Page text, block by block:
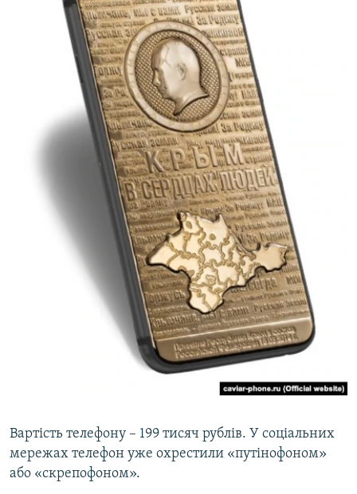
Вартість телефону – 199 тисяч рублів. У соціальних
мережах телефон уже охрестили «путінофоном»
або «скрепофоном».